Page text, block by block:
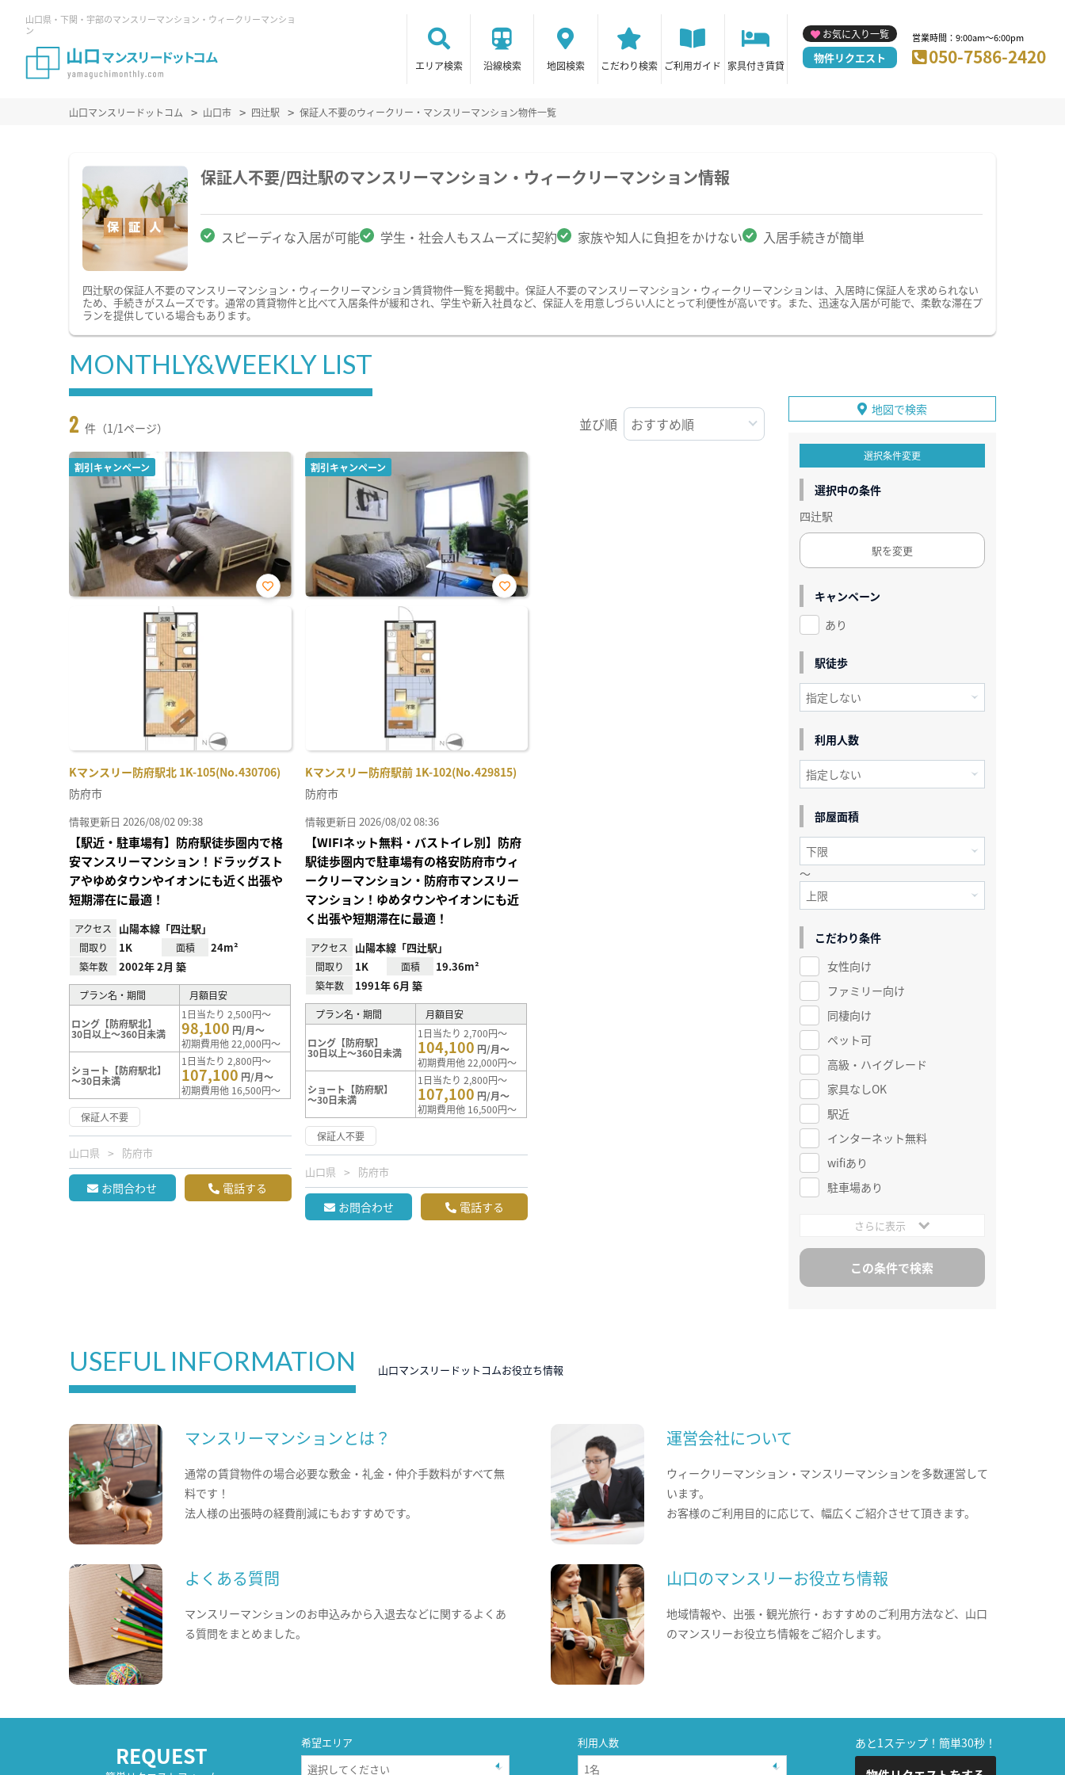
山口県・下関・宇部のマンスリーマンション・ウィークリーマンショ
ン
エリア検索 沿線検索 地図検索 こだわり検索 ご利用ガイド 家具付き賃貸
お気に入り一覧
物件リクエスト
営業時間：9:00am～6:00pm
050-7586-2420
山口マンスリードットコム 山口市 四辻駅 保証人不要のウィークリー・マンスリーマンション物件一覧
保証人不要/四辻駅のマンスリーマンション・ウィークリーマンション情報
スピーディな入居が可能 学生・社会人もスムーズに契約 家族や知人に負担をかけない 入居手続きが簡単
四辻駅の保証人不要のマンスリーマンション・ウィークリーマンション賃貸物件一覧を掲載中。保証人不要のマンスリーマンション・ウィークリーマンションは、入居時に保証人を求められない
ため、手続きがスムーズです。通常の賃貸物件と比べて入居条件が緩和され、学生や新入社員など、保証人を用意しづらい人にとって利便性が高いです。また、迅速な入居が可能で、柔軟な滞在プ
ランを提供している場合もあります。
MONTHLY&WEEKLY LIST
2 件（1/1ページ） 並び順
割引キャンペーン
Kマンスリー防府駅北 1K-105(No.430706)
お気
防府市
情報更新日 2026/08/02 09:38
【駅近・駐車場有】防府駅徒歩圏内で格
安マンスリーマンション！ドラッグスト
アやゆめタウンやイオンにも近く出張や
短期滞在に最適！
アクセス 山陽本線「四辻駅」
間取り 1K 面積 24m²
築年数 2002年 2月 築
プラン名・期間 月額目安
ロング【防府駅北】
30日以上～360日未満
1日当たり 2,500円～
98,100 円/月～
初期費用他 22,000円～
ショート【防府駅北】
～30日未満
1日当たり 2,800円～
107,100 円/月～
初期費用他 16,500円～
保証人不要
山口県 防府市
お問合わせ 電話する
割引キャンペーン
Kマンスリー防府駅前 1K-102(No.429815)
お気
防府市
情報更新日 2026/08/02 08:36
【WIFIネット無料・バストイレ別】防府
駅徒歩圏内で駐車場有の格安防府市ウィ
ークリーマンション・防府市マンスリー
マンション！ゆめタウンやイオンにも近
く出張や短期滞在に最適！
アクセス 山陽本線「四辻駅」
間取り 1K 面積 19.36m²
築年数 1991年 6月 築
プラン名・期間 月額目安
ロング【防府駅】
30日以上～360日未満
1日当たり 2,700円～
104,100 円/月～
初期費用他 22,000円～
ショート【防府駅】
～30日未満
1日当たり 2,800円～
107,100 円/月～
初期費用他 16,500円～
保証人不要
山口県 防府市
お問合わせ 電話する
地図で検索
選択条件変更
選択中の条件
四辻駅
駅を変更
キャンペーン
あり
駅徒歩
利用人数
部屋面積
～
こだわり条件
女性向け
ファミリー向け
同棲向け
ペット可
高級・ハイグレード
家具なしOK
駅近
インターネット無料
wifiあり
駐車場あり
さらに表示
USEFUL INFORMATION 山口マンスリードットコムお役立ち情報
マンスリーマンションとは？
通常の賃貸物件の場合必要な敷金・礼金・仲介手数料がすべて無
料です！
法人様の出張時の経費削減にもおすすめです。
運営会社について
ウィークリーマンション・マンスリーマンションを多数運営して
います。
お客様のご利用目的に応じて、幅広くご紹介させて頂きます。
よくある質問
マンスリーマンションのお申込みから入退去などに関するよくあ
る質問をまとめました。
山口のマンスリーお役立ち情報
地域情報や、出張・観光旅行・おすすめのご利用方法など、山口
のマンスリーお役立ち情報をご紹介します。
REQUEST 希望エリア 利用人数 あと1ステップ！簡単30秒！